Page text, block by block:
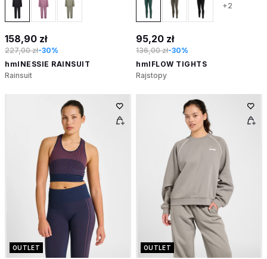
158,90 zł
227,00 zł-30%
hmlNESSIE RAINSUIT
Rainsuit
+2
95,20 zł
136,00 zł-30%
hmlFLOW TIGHTS
Rajstopy
OUTLET OUTLET